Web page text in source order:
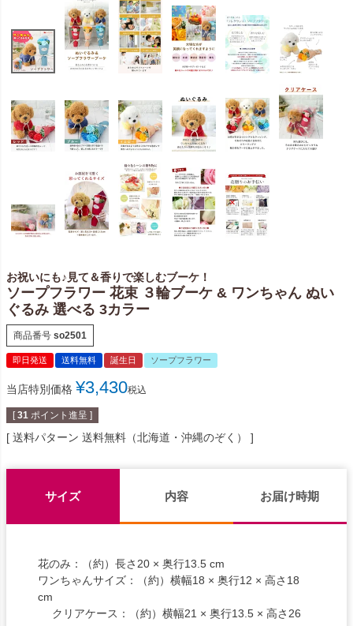
お祝いにも♪見て＆香りで楽しむブーケ！
ソープフラワー 花束 ３輪ブーケ & ワンちゃん ぬい
ぐるみ 選べる 3カラー
商品番号 so2501
即日発送 送料無料 誕生日 ソープフラワー
当店特別価格 ¥3,430税込
[ 31 ポイント進呈 ]
送料パターン 送料無料（北海道・沖縄のぞく）
サイズ 内容 お届け時期
花のみ：（約）長さ20 × 奥行13.5 cm
ワンちゃんサイズ：（約）横幅18 × 奥行12 × 高さ18
cm
クリアケース：（約）横幅21 × 奥行13.5 × 高さ26